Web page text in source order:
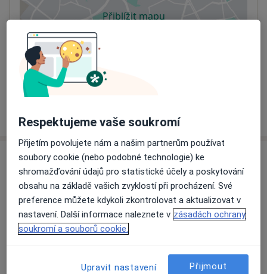
Přiblížit mapuse otevře v nové záložce
Dostupnost
Na této adrese online kalendář není aktivní
Co mám v takové situaci udělat?
o adrese
Názory
Přidejte svůj názor
Respektujeme vaše soukromí
Přijetím povolujete nám a našim partnerům používat
soubory cookie (nebo podobné technologie) ke
shromažďování údajů pro statistické účely a poskytování
obsahu na základě vašich zvyklostí při procházení. Své
preference můžete kdykoli zkontrolovat a aktualizovat v
nastavení. Další informace naleznete v zásadách ochrany
soukromí a souborů cookie.
Upravit nastavení Přijmout